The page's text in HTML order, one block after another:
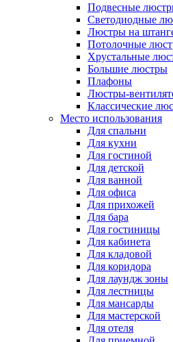
Подвесные
Светодиодные
Люстры на
Потолочные
Хрустальные
Большие люстры
Плафоны
Люстры-
Классические
Место использования
Для спальни
Для кухни
Для гостиной
Для детской
Для ванной
Для офиса
Для прихожей
Для бара
Для гостиницы
Для кабинета
Для кладовой
Для коридора
Для лаундж зоны
Для лестницы
Для мансарды
Для мастерской
Для отеля